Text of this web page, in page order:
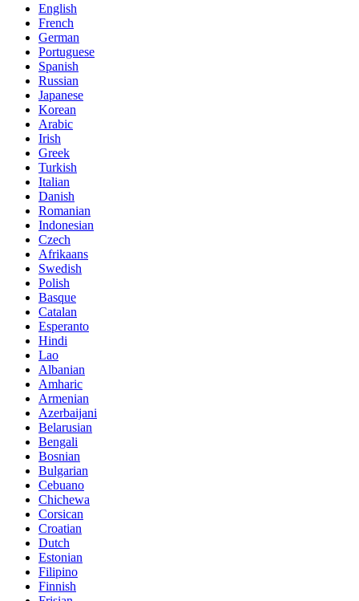
English
French
German
Portuguese
Spanish
Russian
Japanese
Korean
Arabic
Irish
Greek
Turkish
Italian
Danish
Romanian
Indonesian
Czech
Afrikaans
Swedish
Polish
Basque
Catalan
Esperanto
Hindi
Lao
Albanian
Amharic
Armenian
Azerbaijani
Belarusian
Bengali
Bosnian
Bulgarian
Cebuano
Chichewa
Corsican
Croatian
Dutch
Estonian
Filipino
Finnish